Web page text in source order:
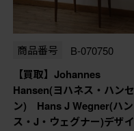
商品番号 B-070750
【買取】Johannes
Hansen(ヨハネス・ハンセ
ン) Hans J Wegner(ハン
ス・J・ウェグナー)デザイ